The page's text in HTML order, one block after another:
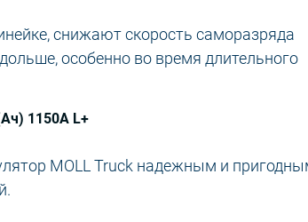
снижают скорость саморазряда
особенно во время длительного
1150A L+
MOLL Truck надежным и